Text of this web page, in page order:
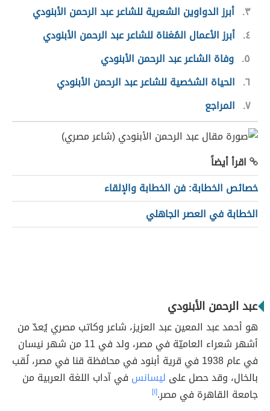
٣ أبرز الدواوين الشعرية للشاعر عبد الرحمن الأبنودي
٤ أبرز الأعمال المُغناة للشاعر عبد الرحمن الأبنودي
٥ وفاة الشاعر عبد الرحمن الأبنودي
٦ الحياة الشخصية للشاعر عبد الرحمن الأبنودي
٧ المراجع
اقرأ أيضاً
خصائص الخطابة: فن الخطابة والإلقاء
الخطابة في العصر الجاهلي
عبد الرحمن الأبنودي
هو أحمد عبد المعين عبد العزيز، شاعر وكاتب مصري يُعدّ من
أشهر شعراء العاميّة في مصر، ولد في 11 من شهر نيسان
في عام 1938 في قرية أبنود في محافظة قنا في مصر، لُقب
بالخال، وقد حصل على ليسانس في آداب اللغة العربية من
جامعة القاهرة في مصر.[١]